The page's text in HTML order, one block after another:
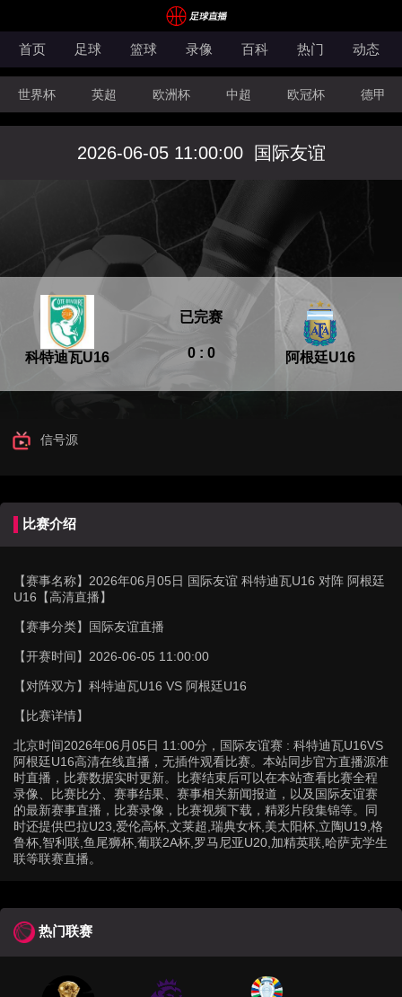
首页 足球 篮球 录像 百科 热门 动态
世界杯 英超 欧洲杯 中超 欧冠杯 德甲
CBA FIBA洲际杯
2026-06-05 11:00:00 国际友谊
科特迪瓦U16 0 : 0
已完赛
阿根廷U16
信号源
比赛介绍
【赛事名称】 2026年06月05日 国际友谊 科特迪瓦U16 对阵 阿根廷
U16【高清直播】
【赛事分类】 国际友谊直播
【开赛时间】 2026-06-05 11:00:00
【对阵双方】 科特迪瓦U16 VS 阿根廷U16
【比赛详情】
北京时间2026年06月05日 11:00分，国际友谊赛 : 科特迪瓦U16VS
阿根廷U16高清在线直播，无插件观看比赛。本站同步官方直播源准
时直播，比赛数据实时更新。比赛结束后可以在本站查看比赛全程
录像、比赛比分、赛事结果、赛事相关新闻报道，以及国际友谊赛
的最新赛事直播，比赛录像，比赛视频下载，精彩片段集锦等。同
时还提供巴拉U23,爱伦高杯,文莱超,瑞典女杯,美太阳杯,立陶U19,格
鲁杯,智利联,鱼尾狮杯,葡联2A杯,罗马尼亚U20,加精英联,哈萨克学生
联等联赛直播。
热门联赛